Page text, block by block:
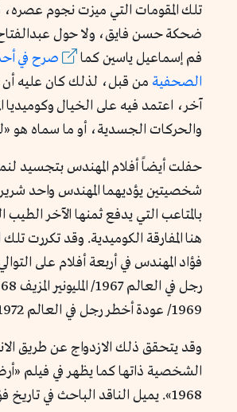
تلك المقومات التي ميزت نجوم عصره،
ضحكة حسن فايق، ولا حول
فم إسماعيل ياسين كما
صرح في
الصحفية من قبل، لذلك كان عليه
آخر، اعتمد فيه على الخيال وكوميديا
والحركات الجسدية، أو ما سماه هو
حفلت أيضاً أفلام المهندس بتجسيد
شخصيتين يؤديهما المهندس واحد
بالمتاعب التي يدفع ثمنها الآخر
هنا المفارقة الكوميدية. وقد تكررت تلك
فؤاد المهندس في أربعة أفلام على
1969/ عودة أخطر رجل في العالم 1972».
وقد يتحقق ذلك الازدواج عن طريق
الشخصية ذاتها كما يظهر في فيلم
1968». يميل الناقد الباحث في تاريخ